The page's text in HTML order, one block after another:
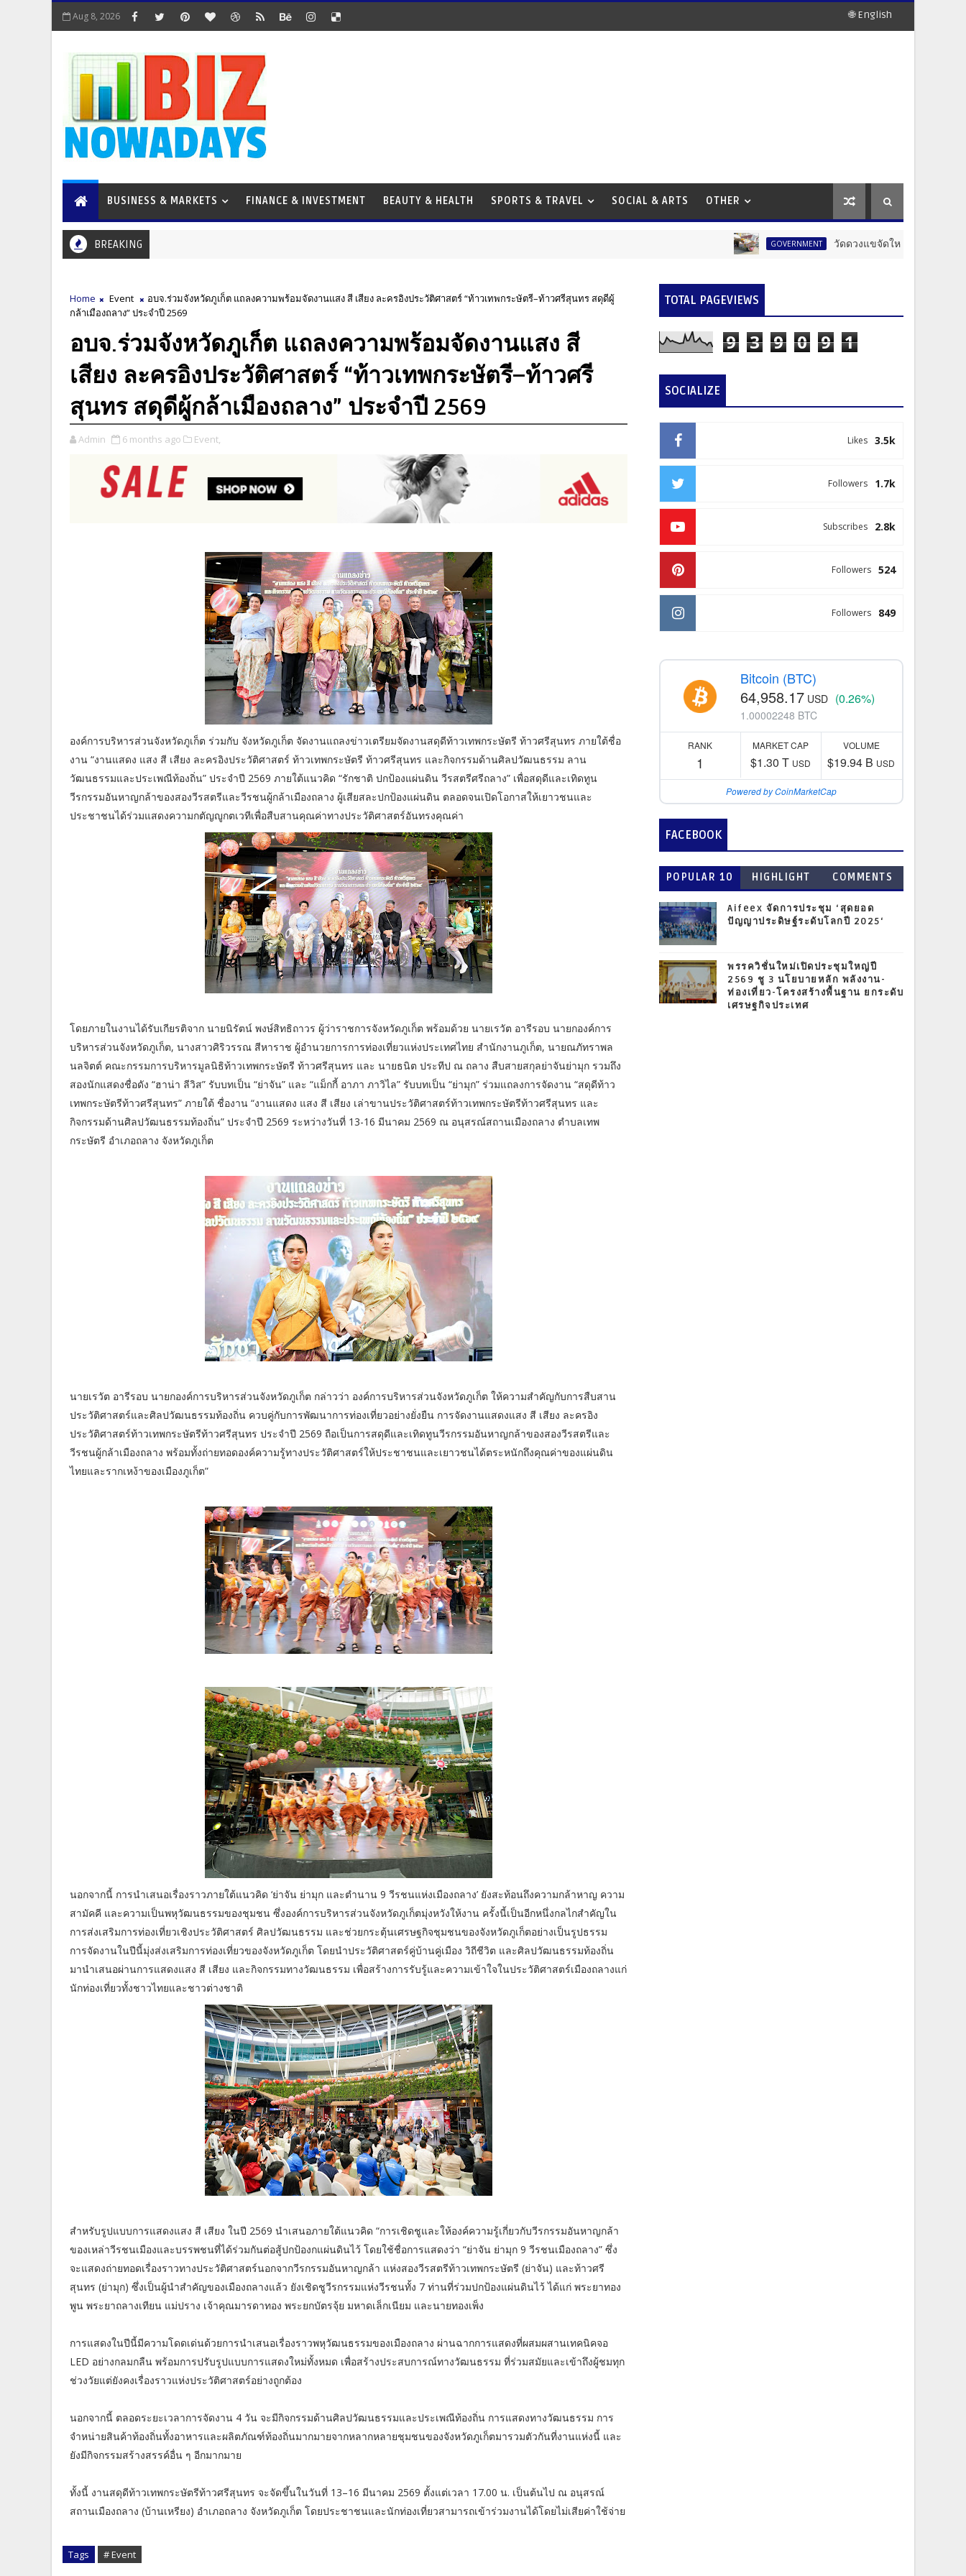
Aug 8, 2026 🌐 English
BUSINESS & MARKETS FINANCE & INVESTMENT BEAUTY & HEALTH SPORTS & TRAVEL SOCIAL & ARTS OTHER
BREAKING GOVERNMENT วัดดวงแขจัดใหญ่! งานแห่เทียนพรรษา
Home Event
อบจ.ร่วมจังหวัดภูเก็ต แถลงความพร้อมจัดงานแสง สี เสียง ละครอิงประวัติศาสตร์ “ท้าวเทพกระษัตรี–ท้าวศรีสุนทร สดุดีผู้
กล้าเมืองถลาง” ประจำปี 2569
อบจ.ร่วมจังหวัดภูเก็ต แถลงความพร้อมจัดงานแสง สี
เสียง ละครอิงประวัติศาสตร์ “ท้าวเทพกระษัตรี–ท้าวศรี
สุนทร สดุดีผู้กล้าเมืองถลาง” ประจำปี 2569
Admin 6 months ago Event,
องค์การบริหารส่วนจังหวัดภูเก็ต ร่วมกับ จังหวัดภูเก็ต จัดงานแถลงข่าวเตรียมจัดงานสดุดีท้าวเทพกระษัตรี ท้าวศรีสุนทร ภายใต้ชื่อ
งาน “งานแสดง แสง สี เสียง ละครอิงประวัติศาสตร์ ท้าวเทพกระษัตรี ท้าวศรีสุนทร และกิจกรรมด้านศิลปวัฒนธรรม ลาน
วัฒนธรรมและประเพณีท้องถิ่น” ประจำปี 2569 ภายใต้แนวคิด “รักชาติ ปกป้องแผ่นดิน วีรสตรีศรีถลาง” เพื่อสดุดีและเทิดทูน
วีรกรรมอันหาญกล้าของสองวีรสตรีและวีรชนผู้กล้าเมืองถลาง ผู้เสียสละปกป้องแผ่นดิน ตลอดจนเปิดโอกาสให้เยาวชนและ
ประชาชนได้ร่วมแสดงความกตัญญูกตเวทีเพื่อสืบสานคุณค่าทางประวัติศาสตร์อันทรงคุณค่า
โดยภายในงานได้รับเกียรติจาก นายนิรัตน์ พงษ์สิทธิถาวร ผู้ว่าราชการจังหวัดภูเก็ต พร้อมด้วย นายเรวัต อารีรอบ นายกองค์การ
บริหารส่วนจังหวัดภูเก็ต, นางสาวศิริวรรณ สีหาราช ผู้อำนวยการการท่องเที่ยวแห่งประเทศไทย สำนักงานภูเก็ต, นายณภัทราพล
นลจิตต์ คณะกรรมการบริหารมูลนิธิท้าวเทพกระษัตรี ท้าวศรีสุนทร และ นายธนิต ประทีป ณ ถลาง สืบสายสกุลย่าจันย่ามุก รวมถึง
สองนักแสดงชื่อดัง “ฮาน่า ลีวิส” รับบทเป็น “ย่าจัน” และ “แม็กกี้ อาภา ภาวิไล” รับบทเป็น “ย่ามุก” ร่วมแถลงการจัดงาน “สดุดีท้าว
เทพกระษัตรีท้าวศรีสุนทร” ภายใต้ ชื่องาน “งานแสดง แสง สี เสียง เล่าขานประวัติศาสตร์ท้าวเทพกระษัตรีท้าวศรีสุนทร และ
กิจกรรมด้านศิลปวัฒนธรรมท้องถิ่น” ประจำปี 2569 ระหว่างวันที่ 13-16 มีนาคม 2569 ณ อนุสรณ์สถานเมืองถลาง ตำบลเทพ
กระษัตรี อำเภอถลาง จังหวัดภูเก็ต
นายเรวัต อารีรอบ นายกองค์การบริหารส่วนจังหวัดภูเก็ต กล่าวว่า องค์การบริหารส่วนจังหวัดภูเก็ต ให้ความสำคัญกับการสืบสาน
ประวัติศาสตร์และศิลปวัฒนธรรมท้องถิ่น ควบคู่กับการพัฒนาการท่องเที่ยวอย่างยั่งยืน การจัดงานแสดงแสง สี เสียง ละครอิง
ประวัติศาสตร์ท้าวเทพกระษัตรีท้าวศรีสุนทร ประจำปี 2569 ถือเป็นการสดุดีและเทิดทูนวีรกรรมอันหาญกล้าของสองวีรสตรีและ
วีรชนผู้กล้าเมืองถลาง พร้อมทั้งถ่ายทอดองค์ความรู้ทางประวัติศาสตร์ให้ประชาชนและเยาวชนได้ตระหนักถึงคุณค่าของแผ่นดิน
ไทยและรากเหง้าของเมืองภูเก็ต”
นอกจากนี้ การนำเสนอเรื่องราวภายใต้แนวคิด ‘ย่าจัน ย่ามุก และตำนาน 9 วีรชนแห่งเมืองถลาง’ ยังสะท้อนถึงความกล้าหาญ ความ
สามัคคี และความเป็นพหุวัฒนธรรมของชุมชน ซึ่งองค์การบริหารส่วนจังหวัดภูเก็ตมุ่งหวังให้งาน ครั้งนี้เป็นอีกหนึ่งกลไกสำคัญใน
การส่งเสริมการท่องเที่ยวเชิงประวัติศาสตร์ ศิลปวัฒนธรรม และช่วยกระตุ้นเศรษฐกิจชุมชนของจังหวัดภูเก็ตอย่างเป็นรูปธรรม
การจัดงานในปีนี้มุ่งส่งเสริมการท่องเที่ยวของจังหวัดภูเก็ต โดยนำประวัติศาสตร์คู่บ้านคู่เมือง วิถีชีวิต และศิลปวัฒนธรรมท้องถิ่น
มานำเสนอผ่านการแสดงแสง สี เสียง และกิจกรรมทางวัฒนธรรม เพื่อสร้างการรับรู้และความเข้าใจในประวัติศาสตร์เมืองถลางแก่
นักท่องเที่ยวทั้งชาวไทยและชาวต่างชาติ
สำหรับรูปแบบการแสดงแสง สี เสียง ในปี 2569 นำเสนอภายใต้แนวคิด “การเชิดชูและให้องค์ความรู้เกี่ยวกับวีรกรรมอันหาญกล้า
ของเหล่าวีรชนเมืองและบรรพชนที่ได้ร่วมกันต่อสู้ปกป้องกแผ่นดินไว้ โดยใช้ชื่อการแสดงว่า “ย่าจัน ย่ามุก 9 วีรชนเมืองถลาง” ซึ่ง
จะแสดงถ่ายทอดเรื่องราวทางประวัติศาสตร์นอกจากวีรกรรมอันหาญกล้า แห่งสองวีรสตรีท้าวเทพกระษัตรี (ย่าจัน) และท้าวศรี
สุนทร (ย่ามุก) ซึ่งเป็นผู้นำสำคัญของเมืองถลางแล้ว ยังเชิดชูวีรกรรมแห่งวีรชนทั้ง 7 ท่านที่ร่วมปกป้องแผ่นดินไว้ ได้แก่ พระยาทอง
พูน พระยาถลางเทียน แม่ปราง เจ้าคุณมารดาทอง พระยกบัตรจุ้ย มหาดเล็กเนียม และนายทองเพ็ง
การแสดงในปีนี้มีความโดดเด่นด้วยการนำเสนอเรื่องราวพหุวัฒนธรรมของเมืองถลาง ผ่านฉากการแสดงที่ผสมผสานเทคนิคจอ
LED อย่างกลมกลืน พร้อมการปรับรูปแบบการแสดงใหม่ทั้งหมด เพื่อสร้างประสบการณ์ทางวัฒนธรรม ที่ร่วมสมัยและเข้าถึงผู้ชมทุก
ช่วงวัยแต่ยังคงเรื่องราวแห่งประวัติศาสตร์อย่างถูกต้อง
นอกจากนี้ ตลอดระยะเวลาการจัดงาน 4 วัน จะมีกิจกรรมด้านศิลปวัฒนธรรมและประเพณีท้องถิ่น การแสดงทางวัฒนธรรม การ
จำหน่ายสินค้าท้องถิ่นทั้งอาหารและผลิตภัณฑ์ท้องถิ่นมากมายจากหลากหลายชุมชนของจังหวัดภูเก็ตมารวมตัวกันที่งานแห่งนี้ และ
ยังมีกิจกรรมสร้างสรรค์อื่น ๆ อีกมากมาย
ทั้งนี้ งานสดุดีท้าวเทพกระษัตรีท้าวศรีสุนทร จะจัดขึ้นในวันที่ 13–16 มีนาคม 2569 ตั้งแต่เวลา 17.00 น. เป็นต้นไป ณ อนุสรณ์
สถานเมืองถลาง (บ้านเหรียง) อำเภอถลาง จังหวัดภูเก็ต โดยประชาชนและนักท่องเที่ยวสามารถเข้าร่วมงานได้โดยไม่เสียค่าใช้จ่าย
Tags # Event
TOTAL PAGEVIEWS
9 3 9 0 9 1
SOCIALIZE
3.5k
Likes
1.7k
Followers
2.8k
Subscribes
524
Followers
849
Followers
Bitcoin (BTC)
64,958.17 USD (0.26%)
1.00002248 BTC
RANK
1
MARKET CAP
$1.30 T USD
VOLUME
$19.94 B USD
Powered by CoinMarketCap
FACEBOOK
POPULAR 10 HIGHLIGHT COMMENTS
Aifeex จัดการประชุม ‘สุดยอด
ปัญญาประดิษฐ์ระดับโลกปี 2025‘
พรรควิชั่นใหม่เปิดประชุมใหญ่ปี
2569 ชู 3 นโยบายหลัก พลังงาน-
ท่องเที่ยว-โครงสร้างพื้นฐาน ยกระดับ
เศรษฐกิจประเทศ